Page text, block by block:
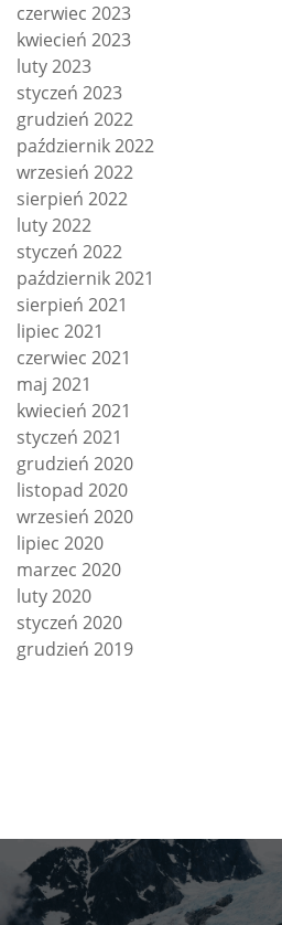
czerwiec 2023
kwiecień 2023
luty 2023
styczeń 2023
grudzień 2022
październik 2022
wrzesień 2022
sierpień 2022
luty 2022
styczeń 2022
październik 2021
sierpień 2021
lipiec 2021
czerwiec 2021
maj 2021
kwiecień 2021
styczeń 2021
grudzień 2020
listopad 2020
wrzesień 2020
lipiec 2020
marzec 2020
luty 2020
styczeń 2020
grudzień 2019